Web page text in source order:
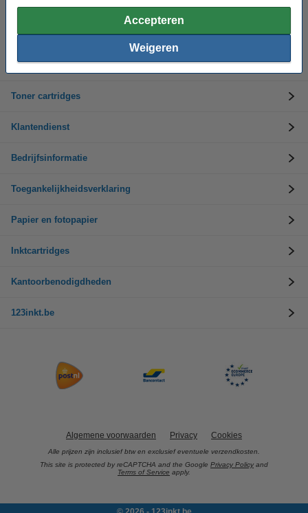
Accepteren
Weigeren
Hulp nodig? Bel ons op +32 (0)9 39 64 123
Op werkdagen van 8.30 tot 17 uur
Inktpatronen
Toner cartridges
Klantendienst
Bedrijfsinformatie
Toegankelijkheidsverklaring
Papier en fotopapier
Inktcartridges
Kantoorbenodigdheden
123inkt.be
Algemene voorwaarden Privacy Cookies
Alle prijzen zijn inclusief btw en exclusief eventuele verzendkosten.
This site is protected by reCAPTCHA and the Google Privacy Policy and
Terms of Service apply.